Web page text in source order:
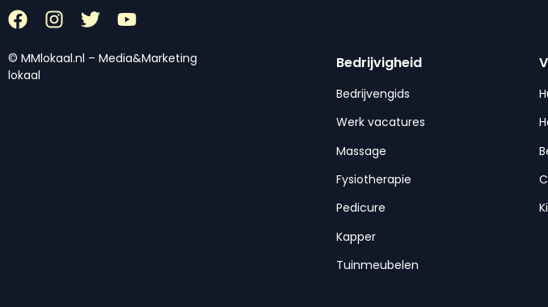
© MMlokaal.nl – Media&Marketing
lokaal
Bedrijvigheid
Bedrijvengids
Werk vacatures
Massage
Fysiotherapie
Pedicure
Kapper
Tuinmeubelen